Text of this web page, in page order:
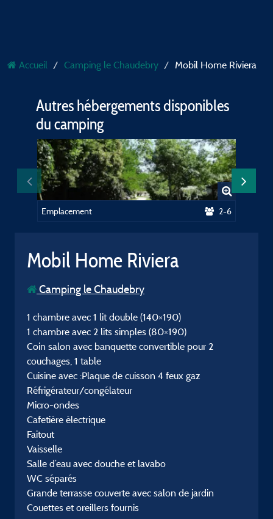
Accueil Camping le Chaudebry Mobil Home Riviera
Autres hébergements disponibles
du camping
Emplacement 2-6
Mobil Home Riviera
Camping le Chaudebry
1 chambre avec 1 lit double (140×190)
1 chambre avec 2 lits simples (80×190)
Coin salon avec banquette convertible pour 2
couchages, 1 table
Cuisine avec :Plaque de cuisson 4 feux gaz
Réfrigérateur/congélateur
Micro-ondes
Cafetière électrique
Faitout
Vaisselle
Salle d’eau avec douche et lavabo
WC séparés
Grande terrasse couverte avec salon de jardin
Couettes et oreillers fournis